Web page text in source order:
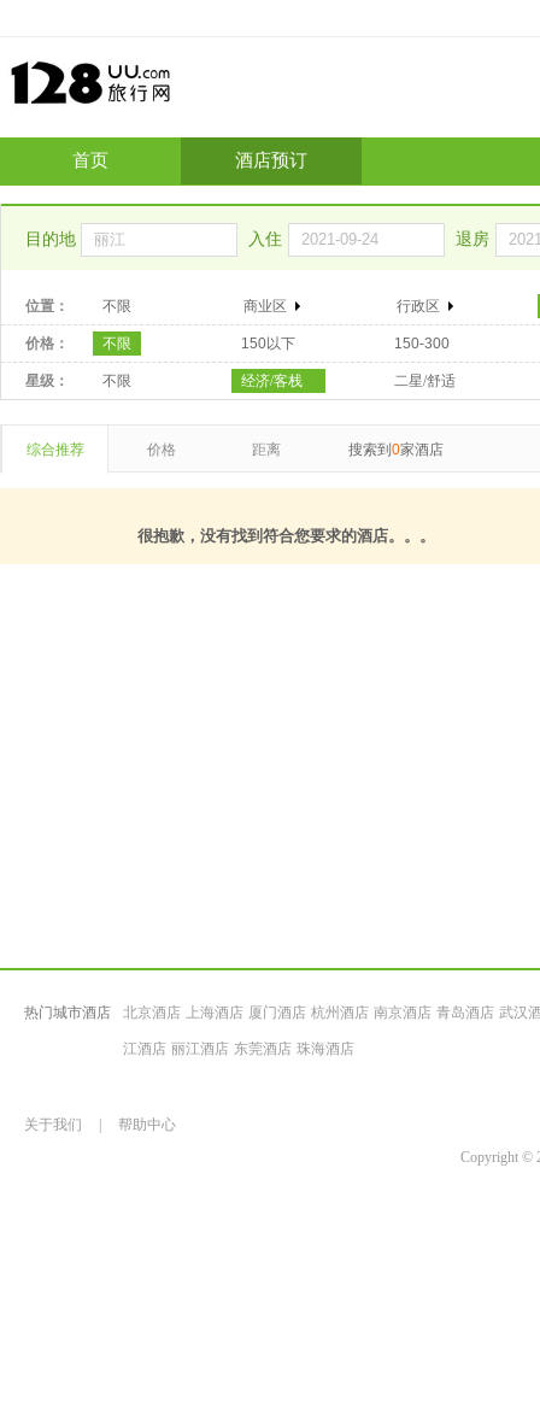
首页 酒店预订
目的地 入住 退房
位置： 不限 商业区 行政区
价格： 不限 150以下 150-300
星级： 不限 经济/客栈 二星/舒适
综合推荐 价格 距离 搜索到 0家酒店
很抱歉，没有找到符合您要求的酒店。。。
热门城市酒店 北京酒店 上海酒店 厦门酒店 杭州酒店 南京酒店 青岛酒店 武汉
江酒店 丽江酒店 东莞酒店 珠海酒店
关于我们
帮助中心
Copyright ©